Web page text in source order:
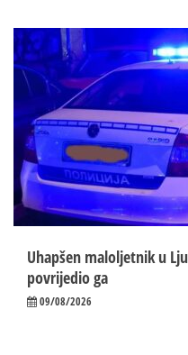
Uhapšen maloljetnik u
povrijedio ga
09/08/2026